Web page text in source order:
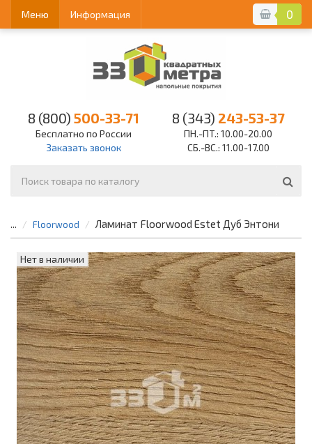
0
Меню Информация
8 (800) 500-33-71
Бесплатно по России
Заказать звонок
8 (343) 243-53-37
ПН.-ПТ.: 10.00-20.00
СБ.-ВС.: 11.00-17.00
... Floorwood Ламинат Floorwood Estet Дуб Энтони
Нет в наличии